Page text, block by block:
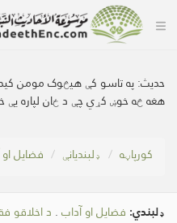
حدیث:په تاسو کې هیڅوک مومن
هغه څه خوښ کړي چې د ځان لپاره
کور‌پاڼه ډلبندیانې فضایل
ډلبندي: فضایل او آداب . د اخلاقو